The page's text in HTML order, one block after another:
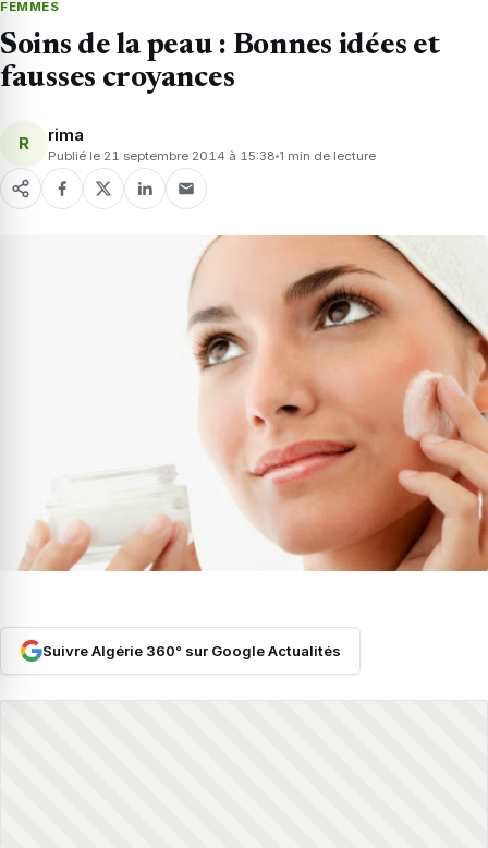
FEMMES
Soins de la peau : Bonnes idées et
fausses croyances
R rima
Publié le 21 septembre 2014 à 15:38 1 min de lecture
Suivre Algérie 360° sur Google Actualités